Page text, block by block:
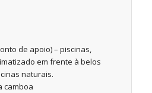
de apoio) – piscinas,
em frente à belos
naturais.
camboa